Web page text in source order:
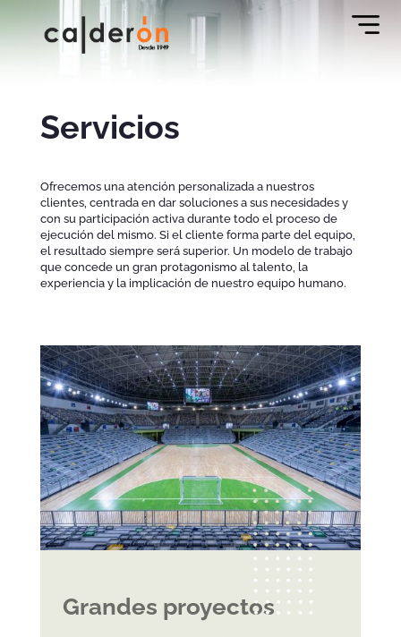
Servicios
Ofrecemos una atención personalizada a nuestros
clientes, centrada en dar soluciones a sus necesidades y
con su participación activa durante todo el proceso de
ejecución del mismo. Si el cliente forma parte del equipo,
el resultado siempre será superior. Un modelo de trabajo
que concede un gran protagonismo al talento, la
experiencia y la implicación de nuestro equipo humano.
Grandes proyectos